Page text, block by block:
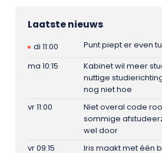
Laatste nieuws
di 11:00
Punt piept er even
ma 10:15
Kabinet wil meer
nuttige
nog niet hoe
vr 11:00
Niet overal code
sommige
wel door
vr 09:15
Iris maakt met één